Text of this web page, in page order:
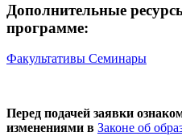
Дополнительные
программе:
Факультативы Семинары
Перед подачей заявки
изменениями в Законе об